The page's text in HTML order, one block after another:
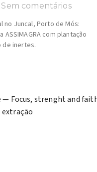
Sem comentários
no Juncal, Porto de Mós:
com plantação
de inertes.